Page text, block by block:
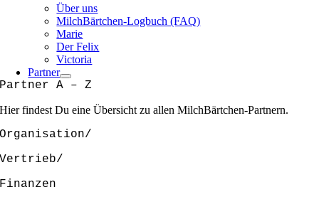
Über uns
MilchBärtchen-Logbuch (FAQ)
Marie
Der Felix
Victoria
Partner
Partner A – Z
Hier findest Du eine Übersicht zu allen MilchBärtchen-Partnern.
Organisation/
Vertrieb/
Finanzen